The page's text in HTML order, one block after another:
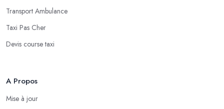
Transport Ambulance
Taxi Pas Cher
Devis course taxi
A Propos
Mise à jour